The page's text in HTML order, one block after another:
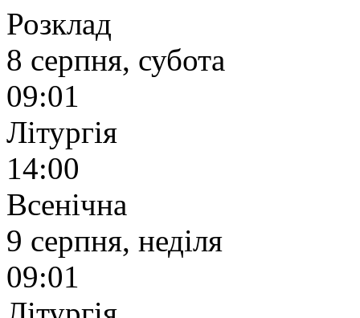
Розклад
8 серпня, субота
09:01
Літургія
14:00
Всенічна
9 серпня, неділя
09:01